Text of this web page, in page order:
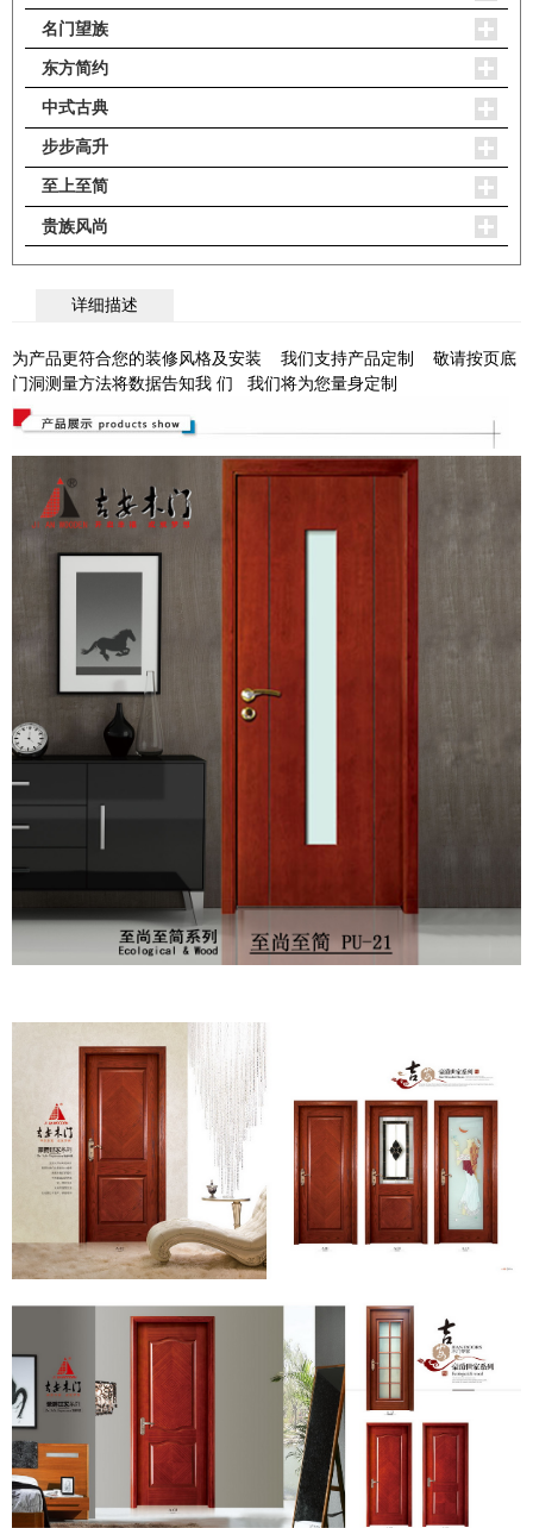
名门望族
东方简约
中式古典
步步高升
至上至简
贵族风尚
详细描述
为产品更符合您的装修风格及安装 我们支持产品定制 敬请按页底
门洞测量方法将数据告知我 们 我们将为您量身定制